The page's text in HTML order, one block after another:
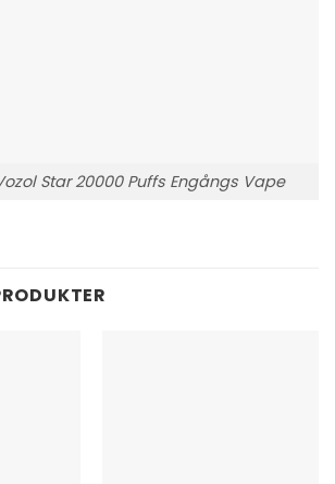
Star 20000 Puffs Engångs Vape